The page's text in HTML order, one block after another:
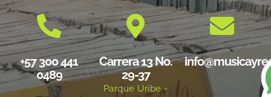
+57 300 441
0489
Carrera 13 No.
29-37
Parque Uribe -